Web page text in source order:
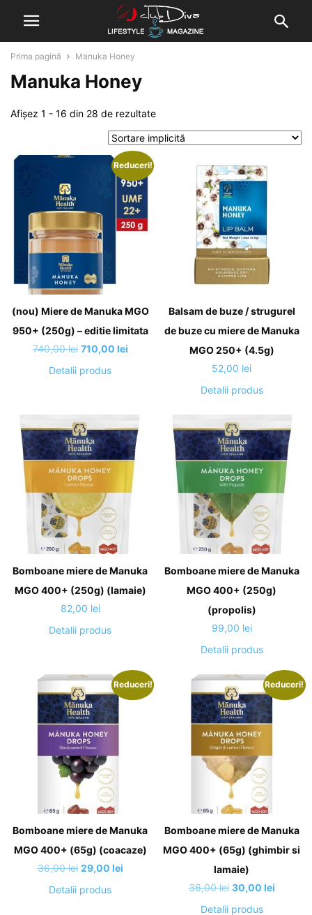
Prima pagină Manuka Honey
Manuka Honey
Afișez 1 - 16 din 28 de rezultate
Reduceri!
(nou) Miere de Manuka MGO
950+ (250g) – editie limitata
740,00lei Prețul
inițial
740,00 lei.
710,00 leiPrețul
Detalii produs
Balsam de buze / strugurel
de buze cu miere de Manuka
MGO 250+ (4.5g)
52,00 lei
Detalii produs
Bomboane miere de Manuka
MGO 400+ (250g) (lamaie)
82,00 lei
Detalii produs
Bomboane miere de Manuka
MGO 400+ (250g)
(propolis)
99,00 lei
Detalii produs
Reduceri!
Bomboane miere de Manuka
MGO 400+ (65g) (coacaze)
36,00lei Prețul
inițial
29,00 leiPrețul
Detalii produs
Reduceri!
Bomboane miere de Manuka
MGO 400+ (65g) (ghimbir si
lamaie)
36,00lei Prețul
inițial
30,00 leiPrețul
Detalii produs